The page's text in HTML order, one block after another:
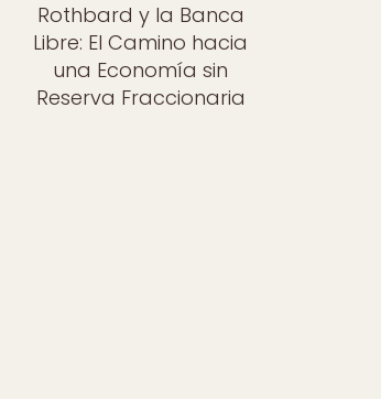
Rothbard y la Banca
Libre: El Camino hacia
una Economía sin
Reserva Fraccionaria